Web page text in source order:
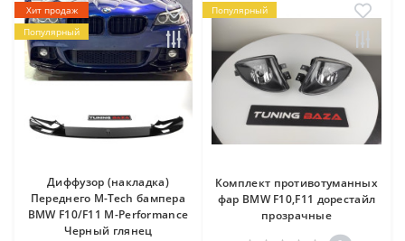
Хит продаж
Популярный
Диффузор (накладка)
Переднего M-Tech бампера
BMW F10/F11 М-Performance
Черный глянец
Популярный
Комплект противотуманных
фар BMW F10,F11 дорестайл
прозрачные